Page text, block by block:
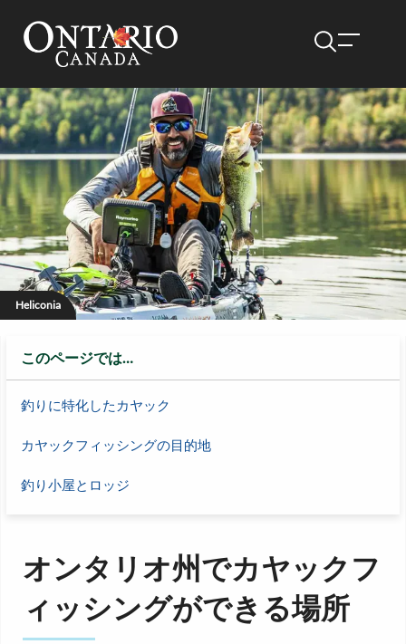
Heliconia
このページでは…
釣りに特化したカヤック
カヤックフィッシングの目的地
釣り小屋とロッジ
オンタリオ州でカヤックフ
ィッシングができる場所